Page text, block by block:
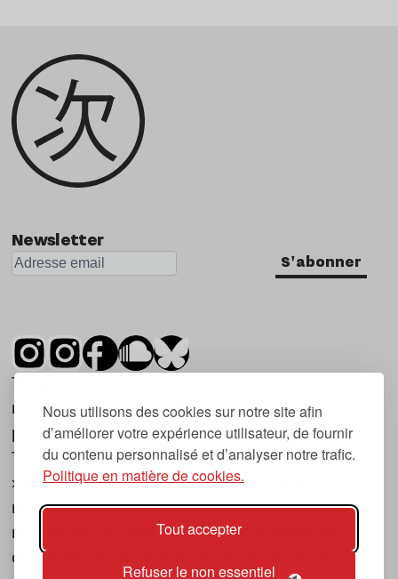
Nous utilisons des cookies sur notre site afin
d’améliorer votre expérience utilisateur, de fournir
du contenu personnalisé et d’analyser notre trafic.
Politique en matière de cookies.
Tout accepter
Refuser le non essentiel
Newsletter
S'abonner
Tsugi est un mensuel indépendant sur la
musique et les nouvelles tendances, dont la
première parution date de 2007.
Tsugi en japonais signifie « prochain », « suivant
», ce qui correspond à la thématique du
magazine, à l’affût des nouvelles tendances
musicales, qu’elles viennent de la musique
électronique, du rock ou du hip hop, et des